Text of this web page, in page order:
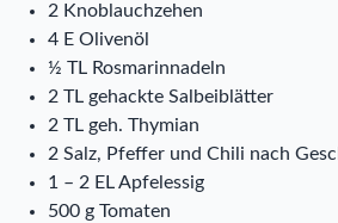
2 Knoblauchzehen
4 E Olivenöl
½ TL Rosmarinnadeln
2 TL gehackte Salbeiblätter
2 TL geh. Thymian
2 Salz, Pfeffer und Chili nach
1 – 2 EL Apfelessig
500 g Tomaten